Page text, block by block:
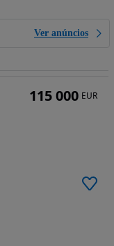
Ver anúncios
115 000 EUR